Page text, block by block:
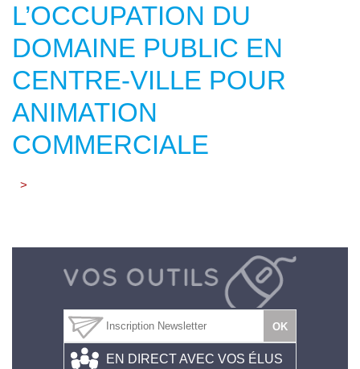
L’OCCUPATION DU
DOMAINE PUBLIC EN
CENTRE-VILLE POUR
ANIMATION
COMMERCIALE
>
EN DIRECT AVEC VOS ÉLUS